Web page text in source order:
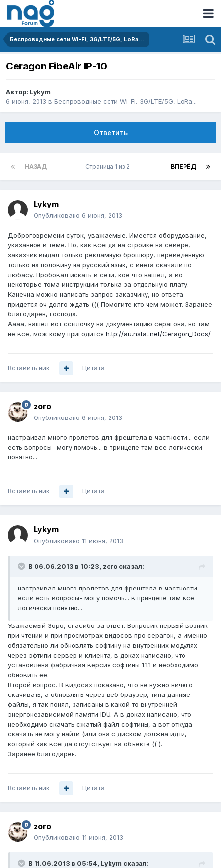
Беспроводные сети Wi-Fi, 3G/LTE/5G, LoRa...
Ceragon FibeAir IP-10
Автор: Lykym
6 июня, 2013 в Беспроводные сети Wi-Fi, 3G/LTE/5G, LoRa...
Ответить
НАЗАД ВПЕРЁД
Страница 1 из 2
Lykym
Опубликовано 6 июня, 2013
Доброговремени суток, уважаемые. Имеется оборудование,
указанное в теме. Но, как всегда на стройке на севере,
заказчик выдал только рекламную брошюру, переведенную
только на половину на русский язык, с инета скачали по
любасу. Пробовал искать в сети, кое что нашел, а вот
некоторые тома инструкции толька за отдельную плату.
Канечна можно написать запрос заказчику, но ответа
придется оч долго ждать ((( Помогите кто чем может. Заранее
благодарен, господа.
Аааа, нашел вот ссылочку на документацию серагона, но там
не все, мож кому пригодится http://au.nstat.net/Ceragon_Docs/
Вставить ник Цитата
zoro
Опубликовано 6 июня, 2013
настраивал много пролетов для фрештела в частности... если
есть вопросы- могу помочь... в принцепе там все логически
понятно...
Вставить ник Цитата
Lykym
Опубликовано 11 июня, 2013
В 06.06.2013 в 10:23, zoro сказал:
настраивал много пролетов для фрештела в частности...
если есть вопросы- могу помочь... в принцепе там все
логически понятно...
Уважаемый Зоро, спасибо за ответ. Вопросик первый возник
при чтении и при просмотрах видосов про серагон, а именно
обязательно ли обновлять софтину на внутренних модулях
через эфтипи сервер и клиента, в доках написано, что
установлена фабричная версия софтины 1.1.1 и необходимо
обновить ее.
Второй вопрос. В видосах показано, что не нужно ничего
скачивать, а обновлять через веб браузер, типа данные
файлы, я так понял, записаны в какой то внутренней
энергонезависимой памяти IDU. А в доках написано, что
необходимо скачать сжатый файл софтины, а вот откуда
скачать не могу найти (или она с диском должна идти,
который как всегда отсутствует на объекте (( ).
Заранее благодарен.
Вставить ник Цитата
zoro
Опубликовано 11 июня, 2013
В 11.06.2013 в 05:54, Lykym сказал: